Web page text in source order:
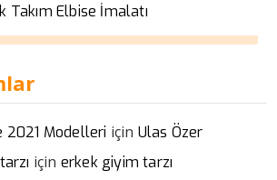
Takım Elbise İmalatı
2021 Modelleri için Ulas Özer
için erkek giyim tarzı